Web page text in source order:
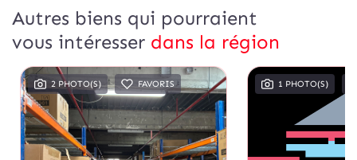
Autres biens qui pourraient
vous intéresser dans la région
2 PHOTO(S) FAVORIS 1 PHOTO(S)